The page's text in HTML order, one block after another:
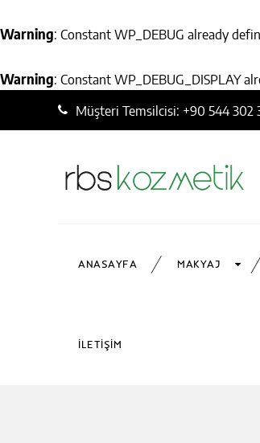
Warning: Constant WP_DEBUG already
Warning: Constant WP_DEBUG_DISPLAY
Müşteri Temsilcisi: +90 544 302
ANASAYFA MAKYAJ
İLETIŞIM